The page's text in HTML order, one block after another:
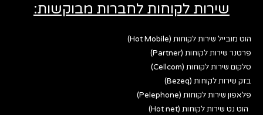
שירות לקוחות לחברות מבוקשות:
הוט מובייל שירות לקוחות (Hot Mobile)
פרטנר שירות לקוחות (Partner)
סלקום שירות לקוחות (Cellcom)
בזק שירות לקוחות (Bezeq)
פלאפון שירות לקוחות (Pelephone)
הוט נט שירות לקוחות (Hot net)